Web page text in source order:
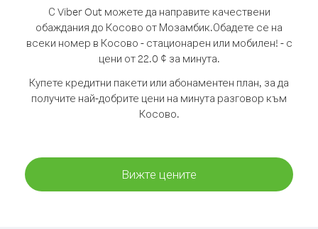
С Viber Out можете да направите качествени
обаждания до Косово от Мозамбик.Обадете се на
всеки номер в Косово - стационарен или мобилен! - с
цени от 22.0 ¢ за минута.
Купете кредитни пакети или абонаментен план, за да
получите най-добрите цени на минута разговор към
Косово.
Вижте цените